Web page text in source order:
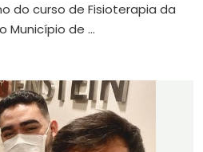
do curso de Fisioterapia da
Município de ...